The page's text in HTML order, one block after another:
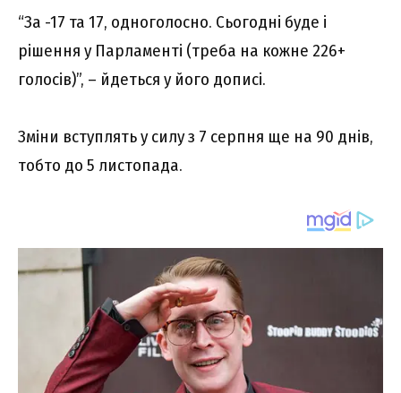
“За -17 та 17, одноголосно. Сьогодні буде і
рішення у Парламенті (треба на кожне 226+
голосів)”, – йдеться у його дописі.
Зміни вступлять у силу з 7 серпня ще на 90 днів,
тобто до 5 листопада.